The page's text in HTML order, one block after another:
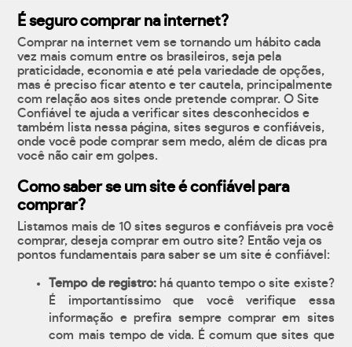
É seguro comprar na internet?
Comprar na internet vem se tornando um hábito cada
vez mais comum entre os brasileiros, seja pela
praticidade, economia e até pela variedade de opções,
mas é preciso ficar atento e ter cautela, principalmente
com relação aos sites onde pretende comprar. O Site
Confiável te ajuda a verificar sites desconhecidos e
também lista nessa página, sites seguros e confiáveis,
onde você pode comprar sem medo, além de dicas pra
você não cair em golpes.
Como saber se um site é confiável para
comprar?
Listamos mais de 10 sites seguros e confiáveis pra você
comprar, deseja comprar em outro site? Então veja os
pontos fundamentais para saber se um site é confiável:
Tempo de registro:há quanto tempo o site existe?
É importantíssimo que você verifique essa
informação e prefira sempre comprar em sites
com mais tempo de vida. É comum que sites que